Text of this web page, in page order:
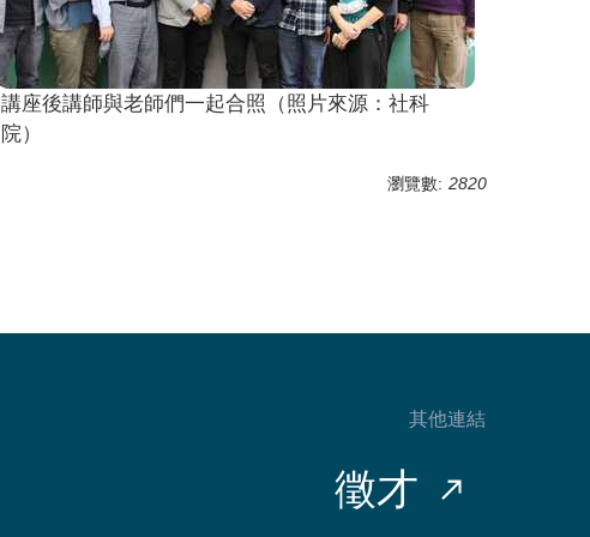
講座後講師與老師們一起合照（照片來源：社科
院）
瀏覽數: 2820
其他連結
徵才